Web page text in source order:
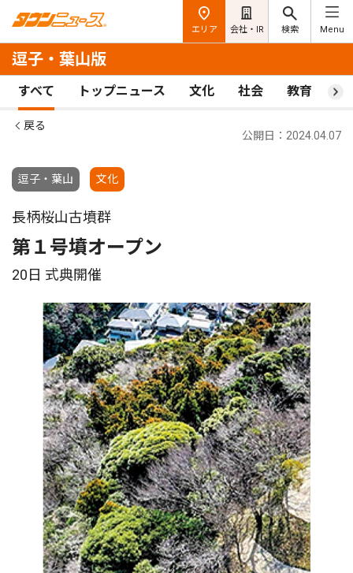
エリア 会社・IR 検索 Menu
逗子・葉山版
すべて トップニュース 文化 社会 教育 ス
戻る
逗子・葉山 文化
公開日：2024.04.07
長柄桜山古墳群
第１号墳オープン
20日 式典開催